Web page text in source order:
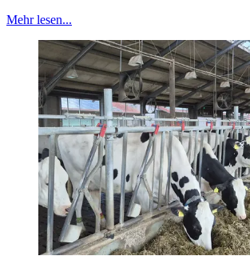
Mehr lesen...